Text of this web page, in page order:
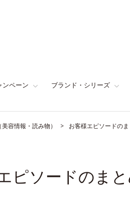
ンペーン ブランド・シリーズ
容情報・読み物） お客様エピソードの
ピソードのま